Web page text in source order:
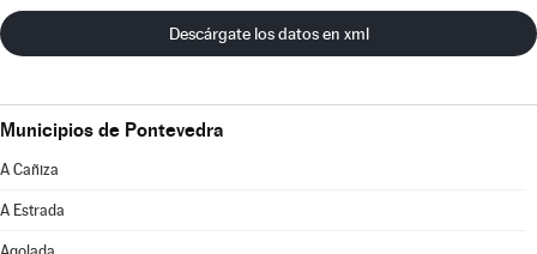
Descárgate los datos en xml
Municipios de Pontevedra
A Cañiza
A Estrada